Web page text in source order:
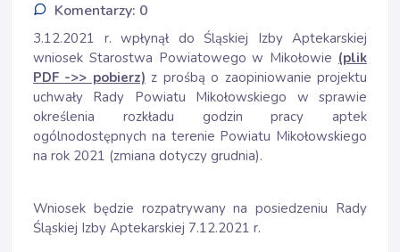
Komentarzy: 0
3.12.2021 r. wpłynął do Śląskiej Izby Aptekarskiej
wniosek Starostwa Powiatowego w Mikołowie (plik
PDF ->> pobierz) z prośbą o zaopiniowanie projektu
uchwały Rady Powiatu Mikołowskiego w sprawie
określenia rozkładu godzin pracy aptek
ogólnodostępnych na terenie Powiatu Mikołowskiego
na rok 2021 (zmiana dotyczy grudnia).
Wniosek będzie rozpatrywany na posiedzeniu Rady
Śląskiej Izby Aptekarskiej 7.12.2021 r.